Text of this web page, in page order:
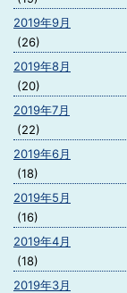
2019年9月
(26)
2019年8月
(20)
2019年7月
(22)
2019年6月
(18)
2019年5月
(16)
2019年4月
(18)
2019年3月